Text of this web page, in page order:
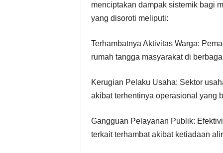
menciptakan dampak sistemik bagi
yang disoroti meliputi:
Terhambatnya Aktivitas Warga:
rumah tangga masyarakat di
Kerugian Pelaku Usaha: Sektor
akibat terhentinya operasional yang
Gangguan Pelayanan Publik:
terkait terhambat akibat ketiadaan